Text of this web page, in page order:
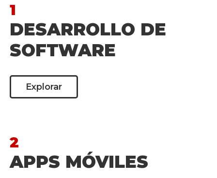
1
DESARROLLO DE
SOFTWARE
Explorar
2
APPS MÓVILES